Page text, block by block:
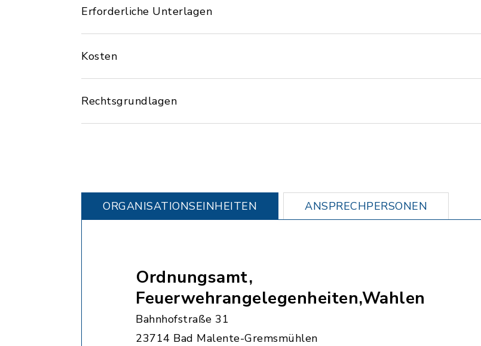
Erforderliche Unterlagen
Kosten
Rechtsgrundlagen
ORGANISATIONS­EINHEITEN ANSPRECHPERSONEN
Ordnungsamt,
Feuerwehrangelegenheiten,Wahlen
Bahnhofstraße 31
23714 Bad Malente-Gremsmühlen